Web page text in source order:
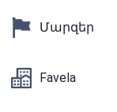
Մարզեր
Favela